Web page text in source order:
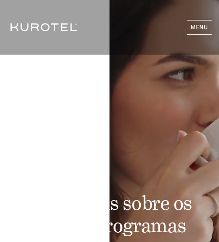
MENU
Saiba mais sobre os
nossos programas